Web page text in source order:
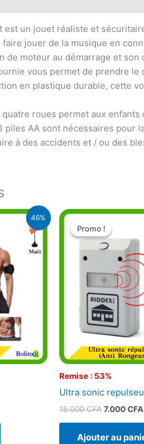
est un jouet réaliste et
faire jouer de la musique en
de moteur au démarrage et
vous permet de prendre le
en plastique durable, cette
quatre roues permet aux
piles AA sont nécessaires pour
à des accidents et / ou des
46%
CFA.
Promo !
Remise : 53%
Promo !
Ultra sonic
15.000CFA
Le
initial
était :
15.000
7.000CFA
Ajouter au